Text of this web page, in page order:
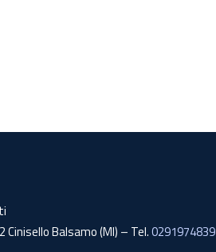
Balsamo (MI) – Tel.0291974839